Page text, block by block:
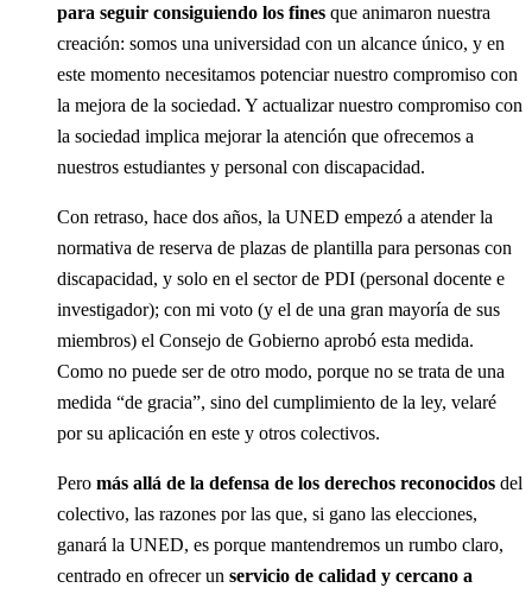
para seguir consiguiendo los fines que animaron nuestra
creación: somos una universidad con un alcance único, y en
este momento necesitamos potenciar nuestro compromiso con
la mejora de la sociedad. Y actualizar nuestro compromiso con
la sociedad implica mejorar la atención que ofrecemos a
nuestros estudiantes y personal con discapacidad.
Con retraso, hace dos años, la UNED empezó a atender la
normativa de reserva de plazas de plantilla para personas con
discapacidad, y solo en el sector de PDI (personal docente e
investigador); con mi voto (y el de una gran mayoría de sus
miembros) el Consejo de Gobierno aprobó esta medida.
Como no puede ser de otro modo, porque no se trata de una
medida “de gracia”, sino del cumplimiento de la ley, velaré
por su aplicación en este y otros colectivos.
Pero más allá de la defensa de los derechos reconocidos del
colectivo, las razones por las que, si gano las elecciones,
ganará la UNED, es porque mantendremos un rumbo claro,
centrado en ofrecer un servicio de calidad y cercano a